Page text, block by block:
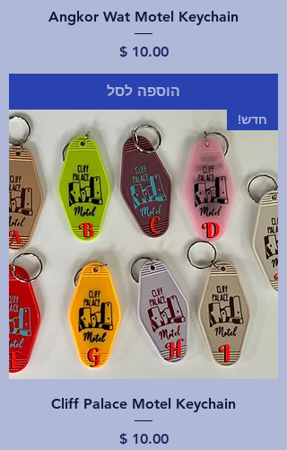
Angkor Wat Motel Keychain
מחיר‏10.00 ‏$
הוספה לסל
חדש!
Cliff Palace Motel Keychain
מחיר‏10.00 ‏$